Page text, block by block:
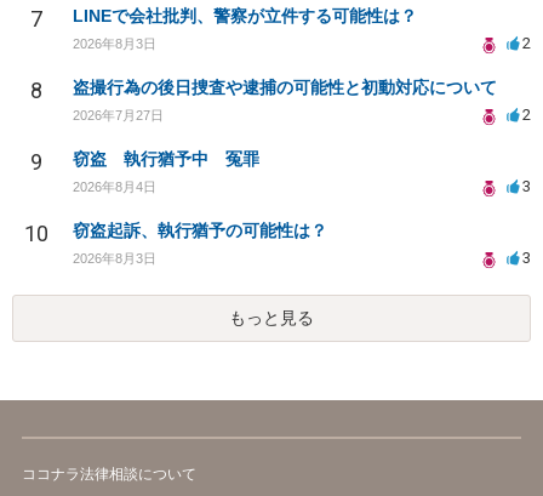
7 LINEで会社批判、警察が立件する可能性は？
2026年8月3日 2
8 盗撮行為の後日捜査や逮捕の可能性と初動対応について
2026年7月27日 2
9 窃盗 執行猶予中 冤罪
2026年8月4日 3
10 窃盗起訴、執行猶予の可能性は？
2026年8月3日 3
もっと見る
ココナラ法律相談について